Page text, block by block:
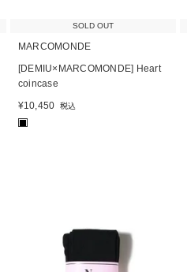
SOLD OUT
MARCOMONDE
[DEMIU×MARCOMONDE] Heart
coincase
¥10,450 税込
■